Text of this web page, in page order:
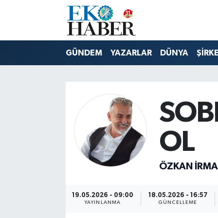
GÜNDEM YAZARLAR DÜNYA
OL
ÖZKAN
19.05.2026 - 09:00
YAYINLANMA
18.05.2026 - 16:57
GÜNCELLEME
Hava Durumu
Tüm Manşetler
Son Dakika Haberleri